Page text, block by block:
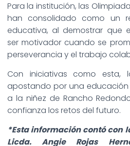
Para la institución, las
han consolidado como un
educativa, al demostrar que
ser motivador cuando se
perseverancia y el trabajo
Con iniciativas como esta,
apostando por una
a la niñez de Rancho
confianza los retos del futuro.
*Esta información contó con
Licda. Angie Rojas